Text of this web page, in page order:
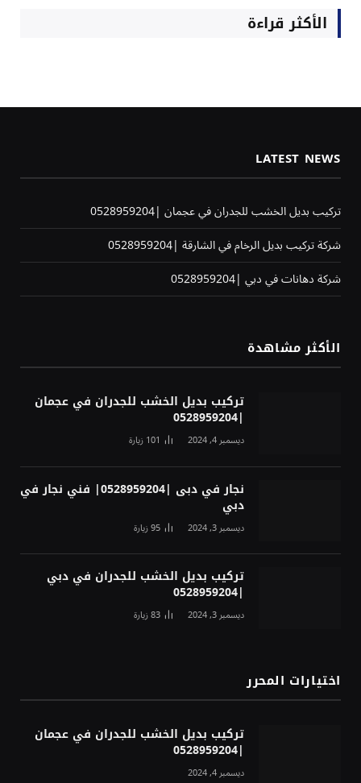
الأكثر قراءة
LATEST NEWS
تركيب بديل الخشب للجدران في عجمان |0528959204
شركة تركيب بديل الرخام في الشارقة |0528959204
شركة دهانات في دبي |0528959204
الأكثر مشاهدة
تركيب بديل الخشب للجدران في عجمان
|0528959204
ديسمبر 4, 2024 101زيارة
نجار في دبى |0528959204| فني نجار في
دبي
ديسمبر 3, 2024 95زيارة
تركيب بديل الخشب للجدران في دبي
|0528959204
ديسمبر 3, 2024 83زيارة
اختيارات المحرر
تركيب بديل الخشب للجدران في عجمان
|0528959204
ديسمبر 4, 2024